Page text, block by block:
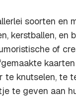
soorten en
kerstballen, en
of
te knutselen, te
te geven aan